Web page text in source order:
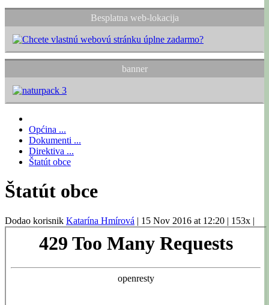
Besplatna web-lokacija
banner
Općina ...
Dokumenti ...
Direktiva ...
Štatút obce
Štatút obce
Dodao korisnik Katarína Hmírová | 15 Nov 2016 at 12:20 | 153x |